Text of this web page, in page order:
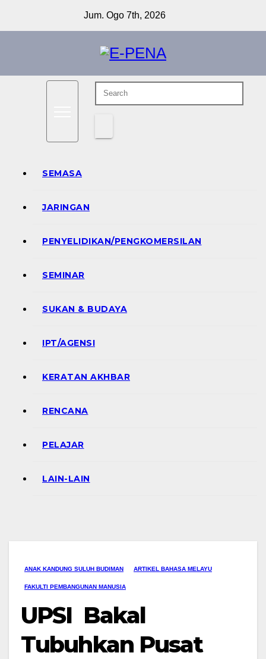
Jum. Ogo 7th, 2026
Berita Digital Terkini
SEMASA
JARINGAN
PENYELIDIKAN/PENGKOMERSILAN
SEMINAR
SUKAN & BUDAYA
IPT/AGENSI
KERATAN AKHBAR
RENCANA
PELAJAR
LAIN-LAIN
ANAK KANDUNG SULUH BUDIMAN ARTIKEL BAHASA MELAYU
FAKULTI PEMBANGUNAN MANUSIA
UPSI Bakal
Tubuhkan Pusat